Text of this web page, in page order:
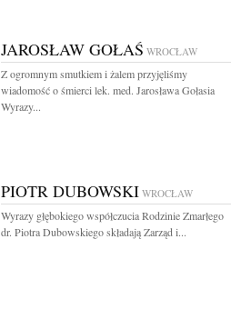
JAROSŁAW GOŁAŚ WROCŁAW
Z ogromnym smutkiem i żalem przyjęliśmy
wiadomość o śmierci lek. med. Jarosława Gołasia
Wyrazy...
PIOTR DUBOWSKI WROCŁAW
Wyrazy głębokiego współczucia Rodzinie Zmarłego
dr. Piotra Dubowskiego składają Zarząd i...